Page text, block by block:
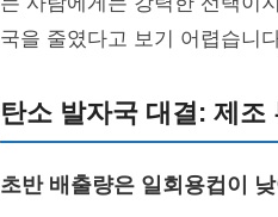
국을 줄였다고 보기 어렵습니
탄소 발자국 대결: 제
초반 배출량은 일회용컵이